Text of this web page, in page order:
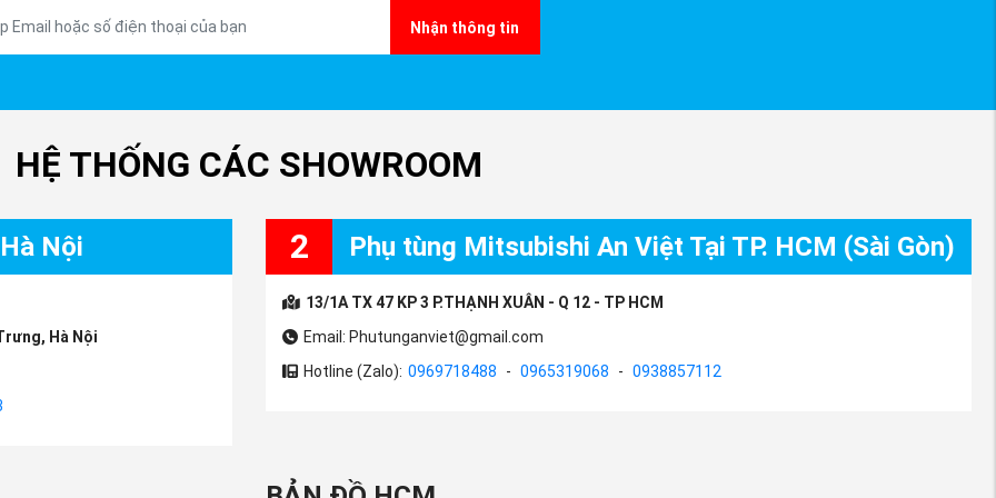
đúng đời
Nhận thông tin
HỆ THỐNG CÁC SHOWROOM
Nội
Hà Nội
2 Phụ tùng Mitsubishi An Việt Tại TP. HCM (Sài Gòn)
13/1A TX 47 KP 3 P.THẠNH XUÂN - Q 12 - TP HCM
Email: Phutunganviet@gmail.com
Hotline (Zalo): 0969718488 - 0965319068 - 0938857112